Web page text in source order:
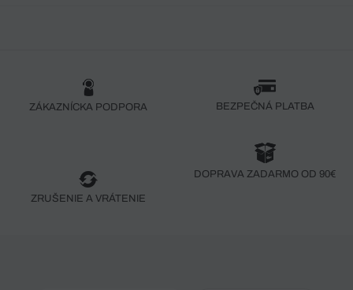
ZÁKAZNÍCKA PODPORA BEZPEČNÁ PLATBA
ZRUŠENIE A VRÁTENIE
DOPRAVA ZADARMO OD 90€